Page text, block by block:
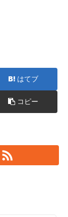
はてブ
コピー